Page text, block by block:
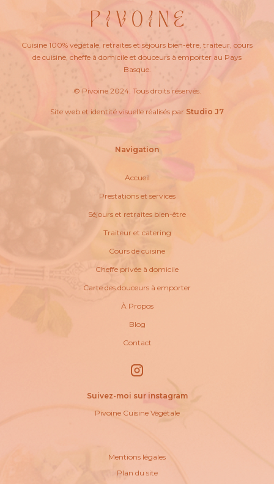
Cuisine 100% végétale, retraites et séjours bien-être, traiteur, cours
de cuisine, cheffe à domicile et douceurs à emporter au Pays
Basque.
© Pivoine 2024. Tous droits réservés.
Site web et identité visuelle réalisés par Studio J7
Navigation
Accueil
Prestations et services
Séjours et retraites bien-être
Traiteur et catering
Cours de cuisine
Cheffe privée à domicile
Carte des douceurs à emporter
À Propos
Blog
Contact
Suivez-moi sur instagram
Pivoine Cuisine Végétale
Mentions légales
Plan du site